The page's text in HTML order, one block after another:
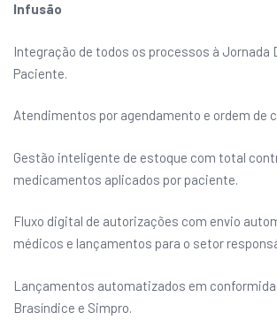
Infusão
Integração de todos os processos à Jornada
Paciente.
Atendimentos por agendamento e ordem de
Gestão inteligente de estoque com total
medicamentos aplicados por paciente.
Fluxo digital de autorizações com envio
médicos e lançamentos para o setor
Lançamentos automatizados em
Brasíndice e Simpro.